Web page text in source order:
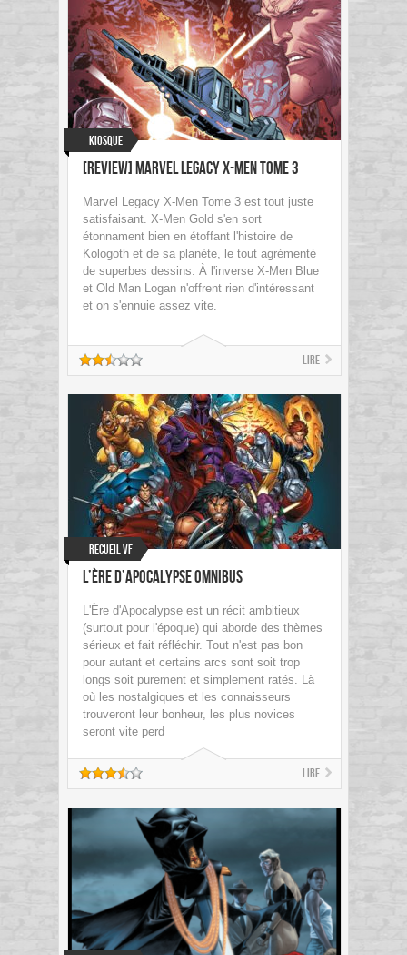
Kiosque
[Review] Marvel Legacy X-Men Tome 3
Marvel Legacy X-Men Tome 3 est tout juste
satisfaisant. X-Men Gold s'en sort
étonnament bien en étoffant l'histoire de
Kologoth et de sa planète, le tout agrémenté
de superbes dessins. À l'inverse X-Men Blue
et Old Man Logan n'offrent rien d'intéressant
et on s'ennuie assez vite.
Lire
Recueil VF
L’Ère d’Apocalypse Omnibus
L'Ère d'Apocalypse est un récit ambitieux
(surtout pour l'époque) qui aborde des thèmes
sérieux et fait réfléchir. Tout n'est pas bon
pour autant et certains arcs sont soit trop
longs soit purement et simplement ratés. Là
où les nostalgiques et les connaisseurs
trouveront leur bonheur, les plus novices
seront vite perd
Lire